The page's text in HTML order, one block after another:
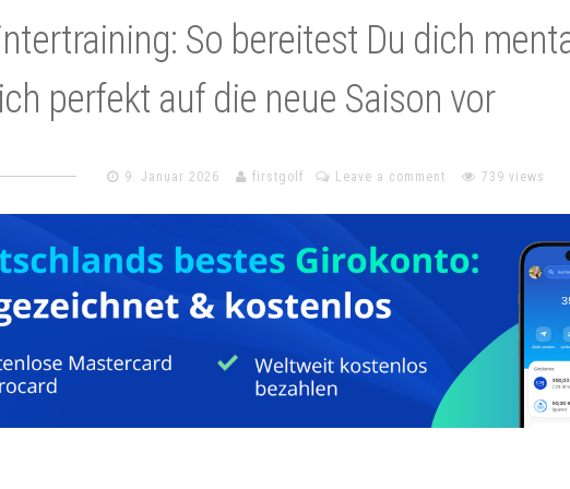
So bereitest Du dich
perfekt auf die neue Saison vor
9. Januar 2026 firstgolf Leave a comment 739 views